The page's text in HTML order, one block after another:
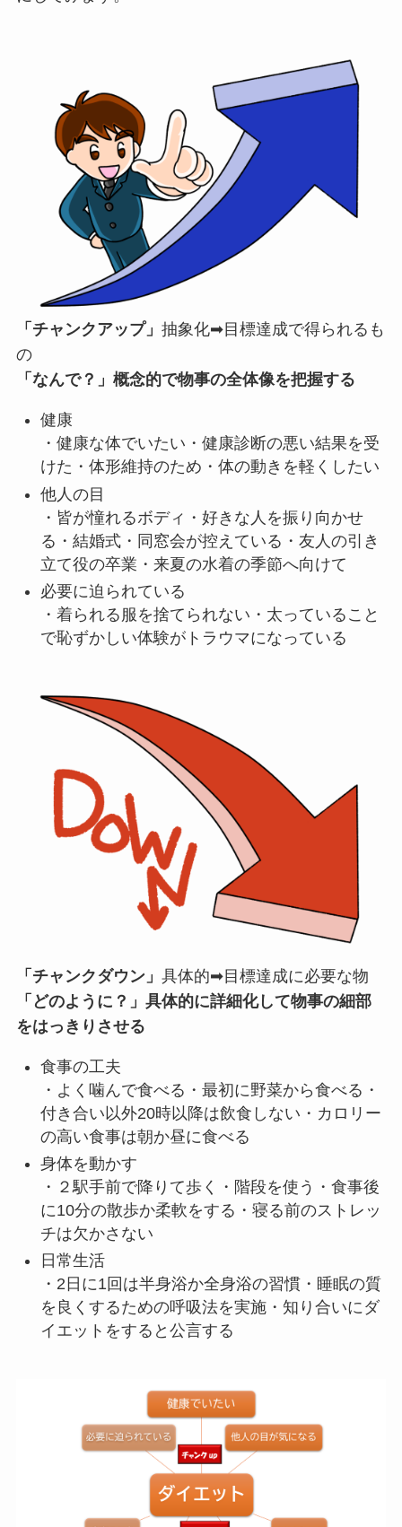
「チャンクアップ」 抽象化➡目標達成で得られるも
の
「なんで？」概念的で物事の全体像を把握する
健康
・健康な体でいたい・健康診断の悪い結果を受
けた・体形維持のため・体の動きを軽くしたい
他人の目
・皆が憧れるボディ・好きな人を振り向かせ
る・結婚式・同窓会が控えている・友人の引き
立て役の卒業・来夏の水着の季節へ向けて
必要に迫られている
・着られる服を捨てられない・太っていること
で恥ずかしい体験がトラウマになっている
「チャンクダウン」 具体的➡目標達成に必要な物
「どのように？」具体的に詳細化して物事の細部
をはっきりさせる
食事の工夫
・よく噛んで食べる・最初に野菜から食べる・
付き合い以外20時以降は飲食しない・カロリー
の高い食事は朝か昼に食べる
身体を動かす
・２駅手前で降りて歩く・階段を使う・食事後
に10分の散歩か柔軟をする・寝る前のストレッ
チは欠かさない
日常生活
・2日に1回は半身浴か全身浴の習慣・睡眠の質
を良くするための呼吸法を実施・知り合いにダ
イエットをすると公言する